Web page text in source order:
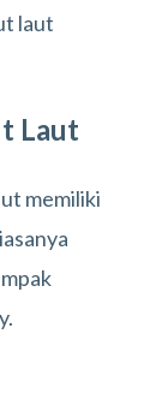
laut
Laut
memiliki